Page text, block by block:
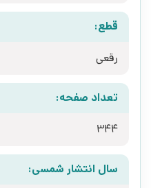
قطع:
رقعی
تعداد صفحه:
344
سال انتشار شمسی: